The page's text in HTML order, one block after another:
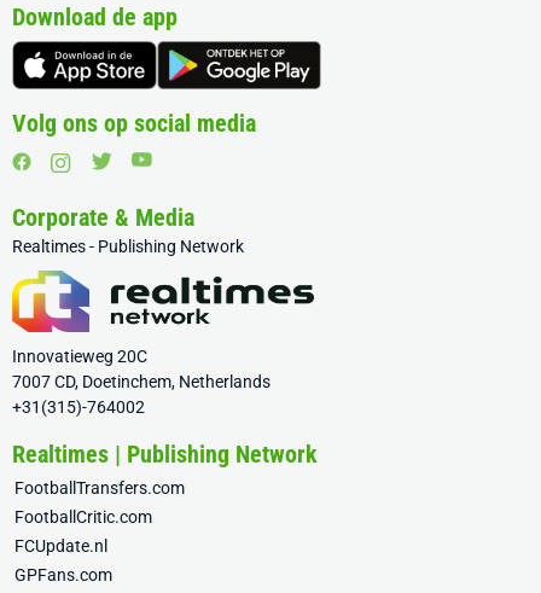
Download de app
Volg ons op social media
Corporate & Media
Realtimes - Publishing Network
Innovatieweg 20C
7007 CD, Doetinchem, Netherlands
+31(315)-764002
Realtimes | Publishing Network
FootballTransfers.com
FootballCritic.com
FCUpdate.nl
GPFans.com